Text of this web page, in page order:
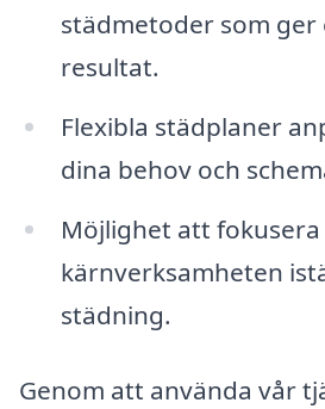
städmetoder som
resultat.
Flexibla städplaner
dina behov och
Möjlighet att fokusera
kärnverksamheten
städning.
Genom att använda vår